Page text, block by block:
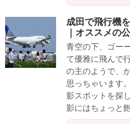
成田で飛行機
｜オススメの
青空の下、ゴー
て優雅に飛んで
の主のようで、
思っちゃいます
影スポットを探
影にはちょっと